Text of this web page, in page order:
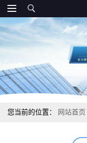
您当前的位置： 网站首页